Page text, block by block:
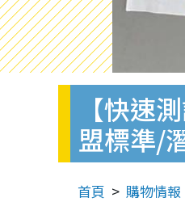
【快速
盟標準/
首頁 購物情報